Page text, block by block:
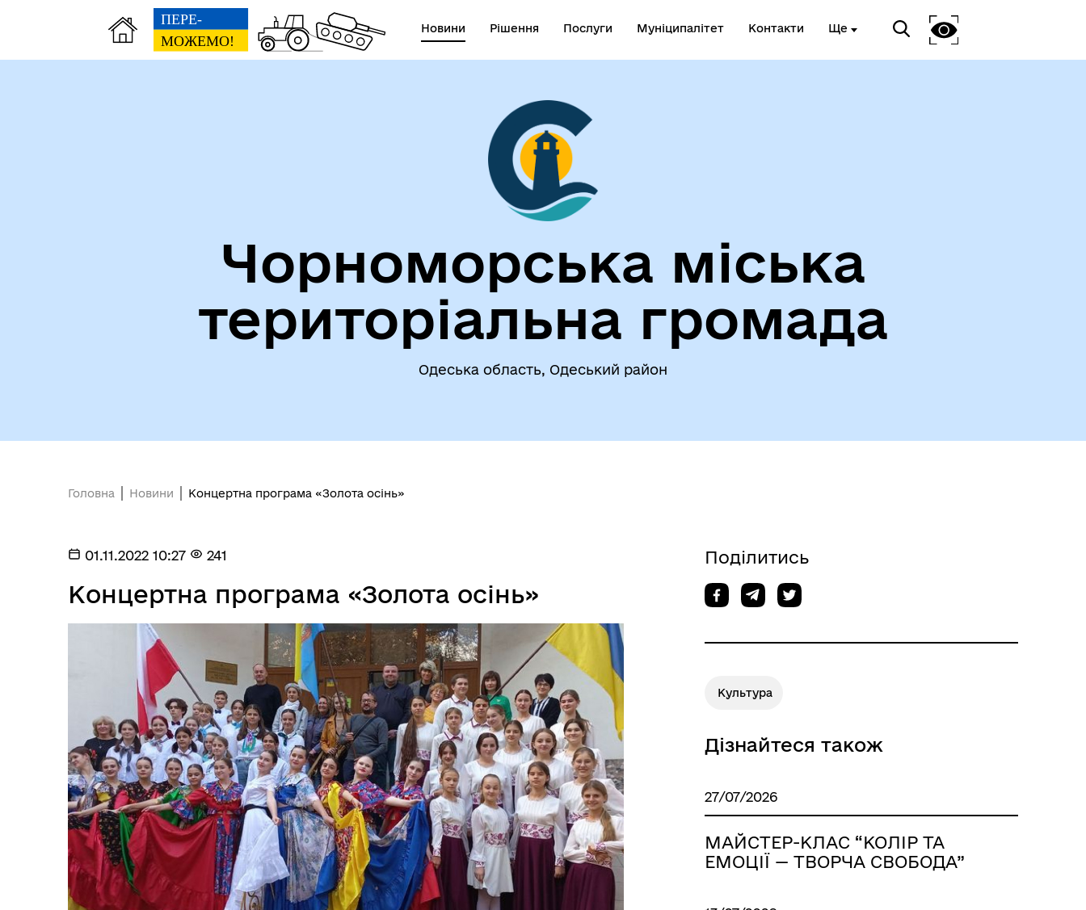
Новини Рішення Послуги Муніципалітет Контакти Ще
Колегіальні органи (ради,
робочі групи, комісії)
Герої не вмирають!
Чорноморськ туристичний
Чорноморська міська
територіальна громада
Одеська область, Одеський район
Головна Новини Концертна програма «Золота осінь»
01.11.2022 10:27 241
Концертна програма «Золота осінь»
Поділитись
Культура
Дізнайтеся також
27/07/2026
МАЙСТЕР-КЛАС “КОЛІР ТА
ЕМОЦІЇ — ТВОРЧА СВОБОДА”